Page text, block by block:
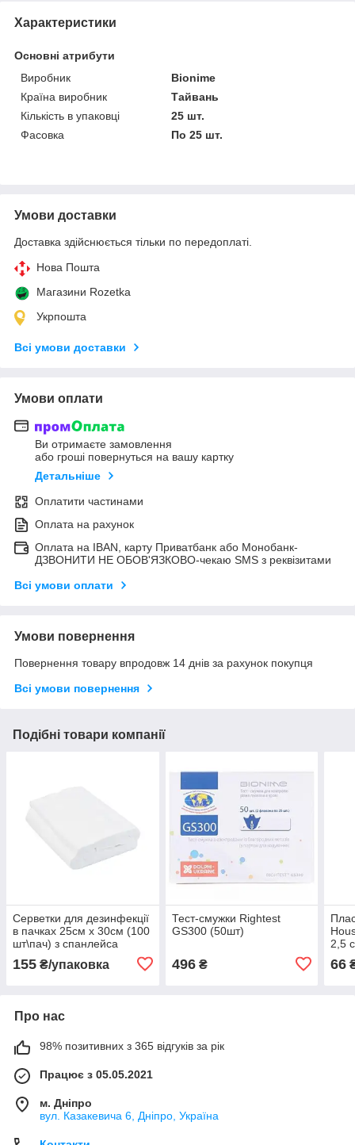
Характеристики
Основні атрибути
Виробник
Bionime
Країна виробник
Тайвань
Кількість в упаковці
25 шт.
Фасовка
По 25 шт.
Умови доставки
Доставка здійснюється тільки по передоплаті.
Нова Пошта
Магазини Rozetka
Укрпошта
Всі умови доставки
Умови оплати
Ви отримаєте замовлення
або гроші повернуться на вашу картку
Детальніше
Оплатити частинами
Оплата на рахунок
Оплата на IBAN, карту Приватбанк або Монобанк-
ДЗВОНИТИ НЕ ОБОВ'ЯЗКОВО-чекаю SMS з реквізитами
Всі умови оплати
Умови повернення
Повернення товару впродовж 14 днів за рахунок покупця
Всі умови повернення
Подібні товари компанії
Серветки для дезинфекції
в пачках 25см х 30см (100
шт\пач) з спанлейса
155 ₴/упаковка
Тест-смужки Rightest
GS300 (50шт)
496₴
2,5
66
Про нас
98% позитивних з 365 відгуків за рік
Працює з 05.05.2021
м. Дніпро
вул. Казакевича 6, Дніпро, Україна